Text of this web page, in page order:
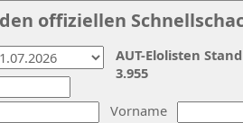
offiziellen
Vorname
AUT-Elolisten
3.955